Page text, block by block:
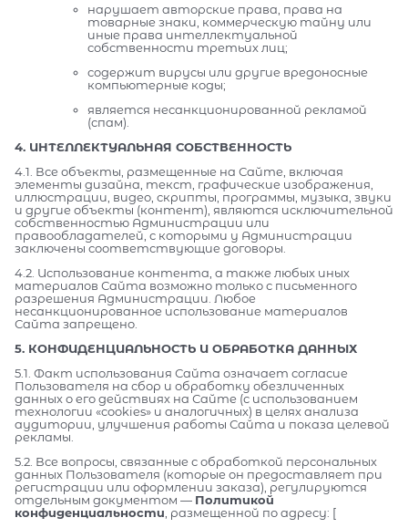
нарушает авторские права, права на
товарные знаки, коммерческую тайну или
иные права интеллектуальной
собственности третьих лиц;
содержит вирусы или другие вредоносные
компьютерные коды;
является несанкционированной рекламой
(спам).
4. ИНТЕЛЛЕКТУАЛЬНАЯ СОБСТВЕННОСТЬ
4.1. Все объекты, размещенные на Сайте, включая
элементы дизайна, текст, графические изображения,
иллюстрации, видео, скрипты, программы, музыка, звуки
и другие объекты (контент), являются исключительной
собственностью Администрации или
правообладателей, с которыми у Администрации
заключены соответствующие договоры.
4.2. Использование контента, а также любых иных
материалов Сайта возможно только с письменного
разрешения Администрации. Любое
несанкционированное использование материалов
Сайта запрещено.
5. КОНФИДЕНЦИАЛЬНОСТЬ И ОБРАБОТКА ДАННЫХ
5.1. Факт использования Сайта означает согласие
Пользователя на сбор и обработку обезличенных
данных о его действиях на Сайте (с использованием
технологии «cookies» и аналогичных) в целях анализа
аудитории, улучшения работы Сайта и показа целевой
рекламы.
5.2. Все вопросы, связанные с обработкой персональных
данных Пользователя (которые он предоставляет при
регистрации или оформлении заказа), регулируются
отдельным документом — Политикой
конфиденциальности , размещенной по адресу: [